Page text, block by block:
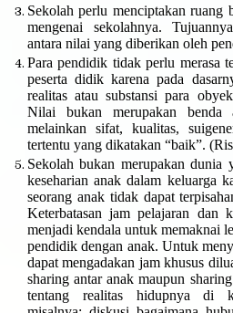
Sekolah perlu menciptakan ruang
mengenai sekolahnya.
antara nilai yang diberikan oleh
Para pendidik tidak perlu merasa
peserta didik karena pada
realitas atau substansi para
Nilai bukan merupakan benda
melainkan sifat, kualitas,
tertentu yang dikatakan “baik”.
Sekolah bukan merupakan dunia
keseharian anak dalam keluarga
seorang anak tidak dapat
Keterbatasan jam pelajaran dan
menjadi kendala untuk memaknai
pendidik dengan anak. Untuk
dapat mengadakan jam khusus
sharing antar anak maupun
tentang realitas hidupnya di